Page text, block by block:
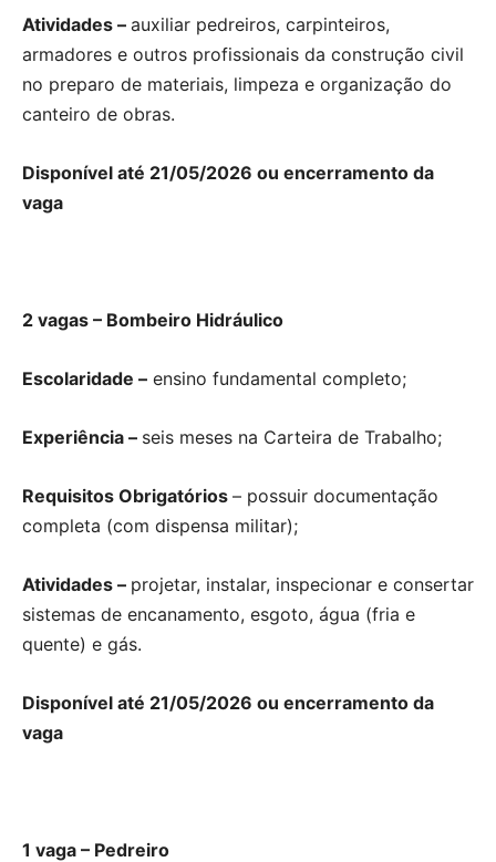
Atividades – auxiliar pedreiros, carpinteiros,
armadores e outros profissionais da construção civil
no preparo de materiais, limpeza e organização do
canteiro de obras.
Disponível até 21/05/2026 ou encerramento da
vaga
2 vagas – Bombeiro Hidráulico
Escolaridade – ensino fundamental completo;
Experiência – seis meses na Carteira de Trabalho;
Requisitos Obrigatórios – possuir documentação
completa (com dispensa militar);
Atividades – projetar, instalar, inspecionar e consertar
sistemas de encanamento, esgoto, água (fria e
quente) e gás.
Disponível até 21/05/2026 ou encerramento da
vaga
1 vaga – Pedreiro